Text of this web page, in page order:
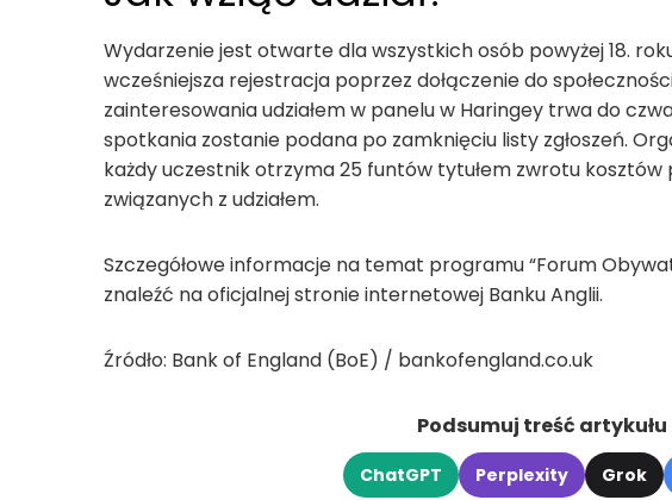
Wydarzenie jest otwarte dla wszystkich osób powyżej 18.
wcześniejsza rejestracja poprzez dołączenie do
zainteresowania udziałem w panelu w Haringey trwa do
spotkania zostanie podana po zamknięciu listy zgłoszeń.
każdy uczestnik otrzyma 25 funtów tytułem zwrotu
związanych z udziałem.
Szczegółowe informacje na temat programu “Forum
znaleźć na oficjalnej stronie internetowej Banku Anglii.
Źródło: Bank of England (BoE) / bankofengland.co.uk
Podsumuj treść artykułu
ChatGPT Perplexity Grok